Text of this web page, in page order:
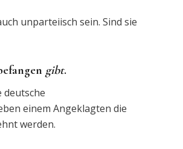
unparteiisch sein. Sind sie
gibt.
deutsche
einem Angeklagten die
werden.